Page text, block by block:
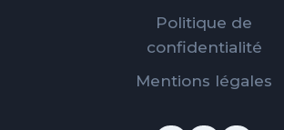
Politique de
confidentialité
Mentions légales